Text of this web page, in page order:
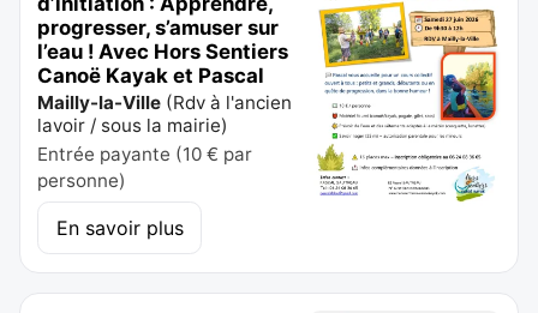
progresser, s’amuser sur
l’eau ! Avec Hors Sentiers
Canoë Kayak et Pascal
Mailly-la-Ville (Rdv à l'ancien
lavoir / sous la mairie)
Entrée payante (10 € par
personne)
En savoir plus